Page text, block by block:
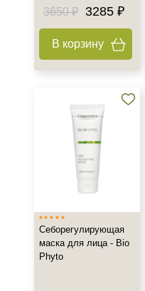
3650 ₽
3285 ₽
В корзину
Себорегулирующая
маска для лица - Bio
Phyto